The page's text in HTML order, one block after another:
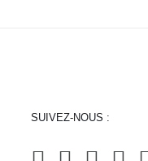
SUIVEZ-NOUS :